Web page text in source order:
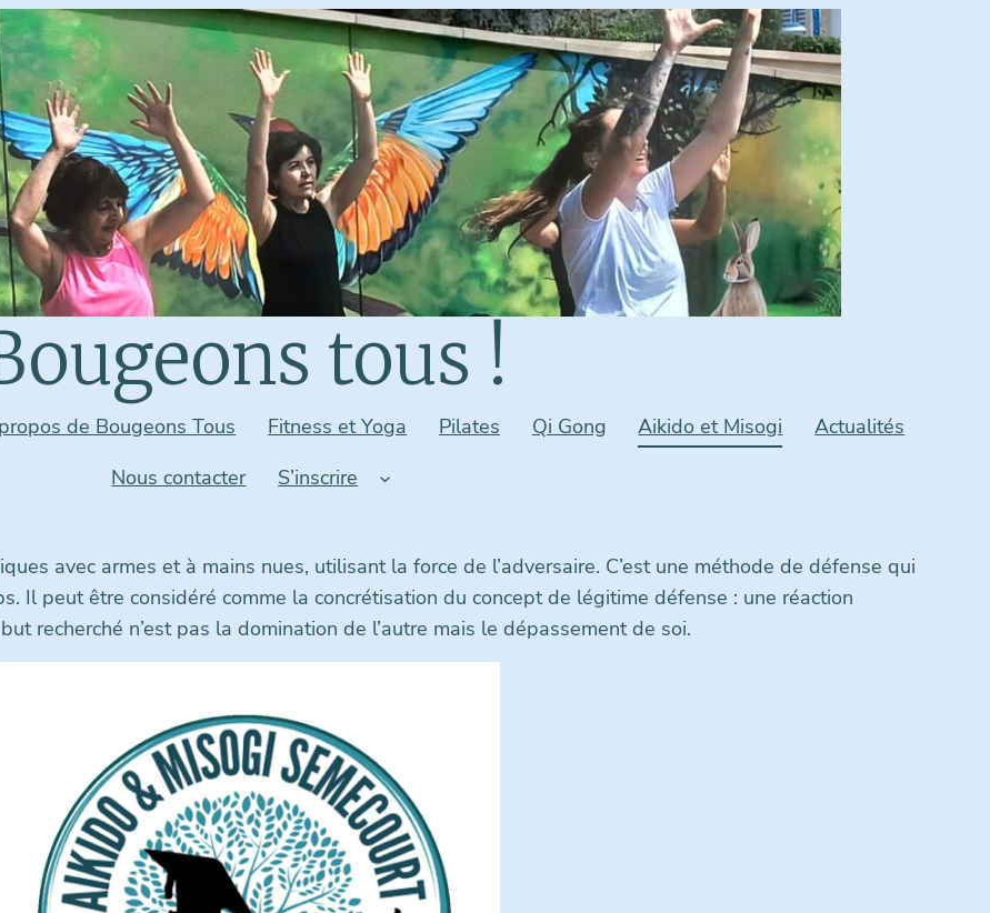
tous !
de Bougeons Tous Fitness et Yoga Pilates Qi Gong Aikido et Misogi
Actualités
Nous contacter
S’inscrire
avec armes et à mains nues, utilisant la force de l’adversaire. C’est une méthode de défense qui
Il peut être considéré comme la concrétisation du concept de légitime défense : une réaction
recherché n’est pas la domination de l’autre mais le dépassement de soi.